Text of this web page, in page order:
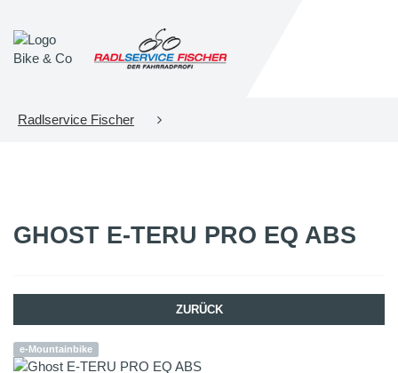
Radlservice Fischer
GHOST E-TERU PRO EQ ABS
ZURÜCK
e-Mountainbike